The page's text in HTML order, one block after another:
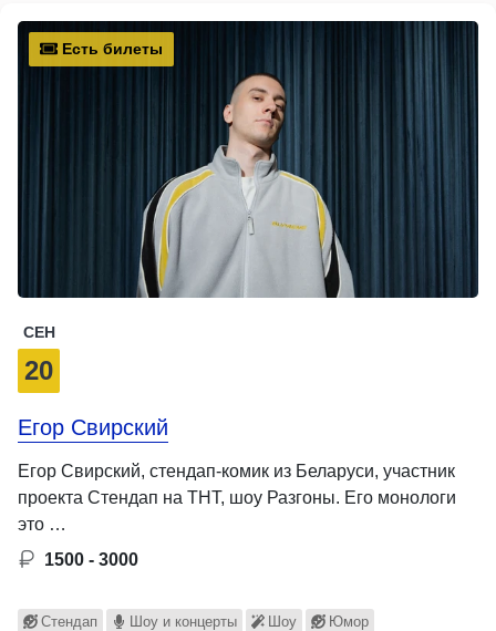
Есть билеты
СЕН
20
Егор Свирский
Егор Свирский, стендап-комик из Беларуси, участник
проекта Стендап на ТНТ, шоу Разгоны. Его монологи
это …
1500 - 3000
Стендап Шоу и концерты Шоу Юмор